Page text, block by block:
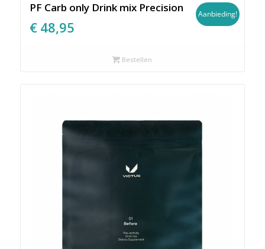
PF Carb only Drink mix Precision
Oorspronkelijke
€ 48,95Huidige
€48,95.
Aanbieding!
Bestellen